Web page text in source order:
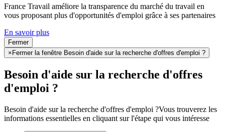
France Travail améliore la transparence du marché du travail en
vous proposant plus d'opportunités d'emploi grâce à ses partenaires
En savoir plus
Fermer
× Fermer la fenêtre Besoin d'aide sur la recherche d'offres d'emploi ?
Besoin d'aide sur la recherche d'offres
d'emploi ?
Besoin d'aide sur la recherche d'offres d'emploi ?Vous trouverez les
informations essentielles en cliquant sur l'étape qui vous intéresse